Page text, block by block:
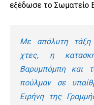
εξέδωσε το Σωματείο
Με απόλυτη τάξη
χτες, η
Βαρυμπόμπη και
πούλμαν σε
Ειρήνη της